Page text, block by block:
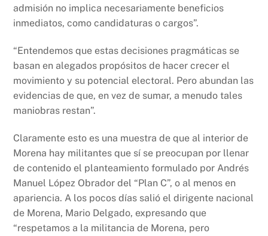
admisión no implica necesariamente beneficios
inmediatos, como candidaturas o cargos”.
“Entendemos que estas decisiones pragmáticas se
basan en alegados propósitos de hacer crecer el
movimiento y su potencial electoral. Pero abundan las
evidencias de que, en vez de sumar, a menudo tales
maniobras restan”.
Claramente esto es una muestra de que al interior de
Morena hay militantes que sí se preocupan por llenar
de contenido el planteamiento formulado por Andrés
Manuel López Obrador del “Plan C”, o al menos en
apariencia. A los pocos días salió el dirigente nacional
de Morena, Mario Delgado, expresando que
“respetamos a la militancia de Morena, pero